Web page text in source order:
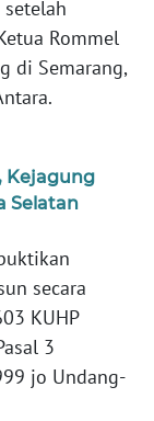
Rommel
di Semarang,
Kejagung
Selatan
secara
KUHP
3
jo Undang-